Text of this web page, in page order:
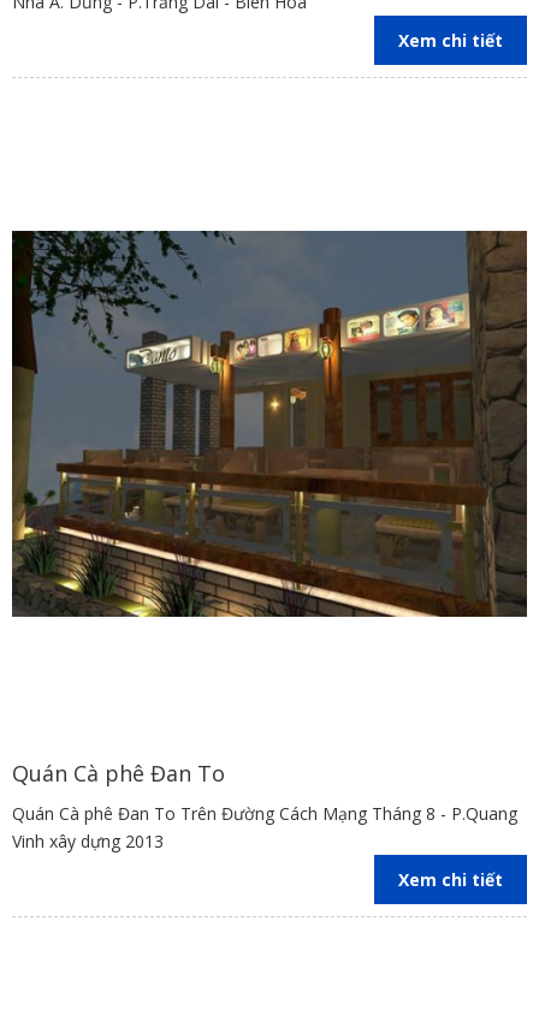
Xem chi tiết
Quán Cà phê Đan To
Quán Cà phê Đan To Trên Đường Cách Mạng Tháng 8 - P.Quang
Vinh xây dựng 2013
Xem chi tiết